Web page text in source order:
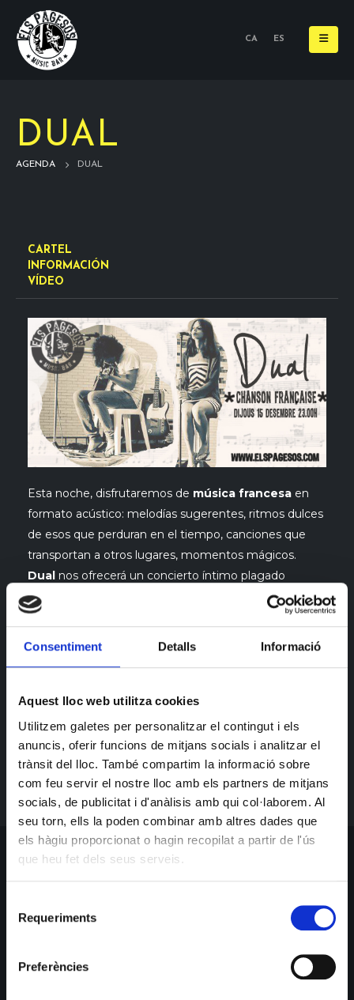
Consentiment Detalls Informació
Aquest lloc web utilitza cookies
Utilitzem galetes per personalitzar el contingut i els
anuncis, oferir funcions de mitjans socials i analitzar el
trànsit del lloc. També compartim la informació sobre
com feu servir el nostre lloc amb els partners de mitjans
socials, de publicitat i d'anàlisis amb qui col·laborem. Al
seu torn, ells la poden combinar amb altres dades que
els hàgiu proporcionat o hagin recopilat a partir de l'ús
que heu fet dels seus serveis.
Requeriments
Preferències
CA ES
DUAL
AGENDA DUAL
CARTEL
INFORMACIÓN
VÍDEO
Esta noche, disfrutaremos de música francesa en
formato acústico: melodías sugerentes, ritmos dulces
de esos que perduran en el tiempo, canciones que
transportan a otros lugares, momentos mágicos.
Dual nos ofrecerá un concierto íntimo plagado
de belleza, equilibrio y sensualidad.
http://www.facebook.com/dualeth